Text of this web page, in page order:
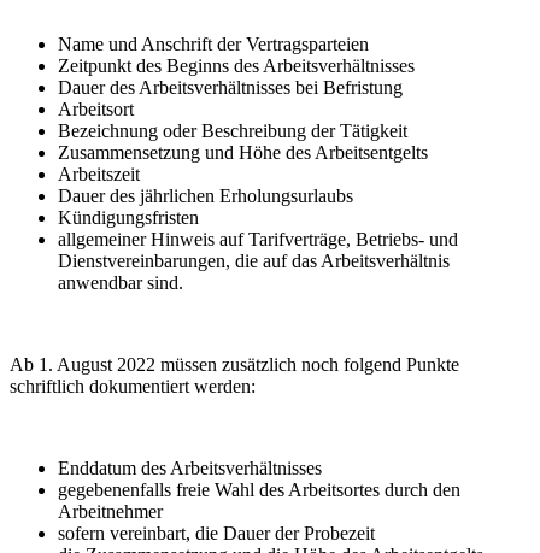
Name und Anschrift der Vertragsparteien
Zeitpunkt des Beginns des Arbeitsverhältnisses
Dauer des Arbeitsverhältnisses bei Befristung
Arbeitsort
Bezeichnung oder Beschreibung der Tätigkeit
Zusammensetzung und Höhe des Arbeitsentgelts
Arbeitszeit
Dauer des jährlichen Erholungsurlaubs
Kündigungsfristen
allgemeiner Hinweis auf Tarifverträge, Betriebs- und
Dienstvereinbarungen, die auf das Arbeitsverhältnis
anwendbar sind.
Ab 1. August 2022 müssen zusätzlich noch folgend Punkte
schriftlich dokumentiert werden:
Enddatum des Arbeitsverhältnisses
gegebenenfalls freie Wahl des Arbeitsortes durch den
Arbeitnehmer
sofern vereinbart, die Dauer der Probezeit